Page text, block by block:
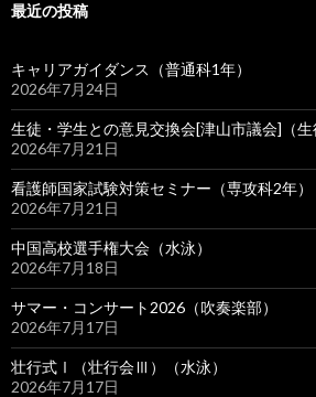
最近の投稿
キャリアガイダンス（普通科1年）
2026年7月24日
生徒・学生との意見交換会[津山市議会]（生
2026年7月21日
看護師国家試験対策セミナー（専攻科2年）
2026年7月21日
中国高校選手権大会（水泳）
2026年7月18日
サマー・コンサート2026（吹奏楽部）
2026年7月17日
壮行式Ⅰ（壮行会Ⅲ）（水泳）
2026年7月17日